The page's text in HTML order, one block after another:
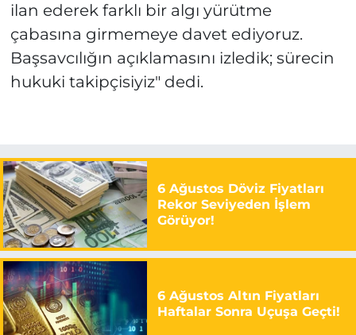
ilan ederek farklı bir algı yürütme
çabasına girmemeye davet ediyoruz.
Başsavcılığın açıklamasını izledik; sürecin
hukuki takipçisiyiz" dedi.
6 Ağustos Döviz Fiyatları
Rekor Seviyeden İşlem
Görüyor!
6 Ağustos Altın Fiyatları
Haftalar Sonra Uçuşa Geçti!